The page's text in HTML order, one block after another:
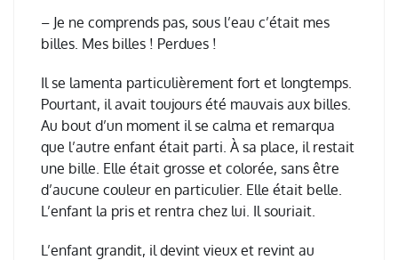
– Je ne comprends pas, sous l’eau c’était mes
billes. Mes billes ! Perdues !
Il se lamenta particulièrement fort et longtemps.
Pourtant, il avait toujours été mauvais aux billes.
Au bout d’un moment il se calma et remarqua
que l’autre enfant était parti. À sa place, il restait
une bille. Elle était grosse et colorée, sans être
d’aucune couleur en particulier. Elle était belle.
L’enfant la pris et rentra chez lui. Il souriait.
L’enfant grandit, il devint vieux et revint au